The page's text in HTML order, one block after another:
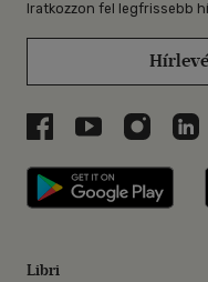
Iratkozzon fel legfrissebb
Libri a Facebookon
Libri aLibri
Libri